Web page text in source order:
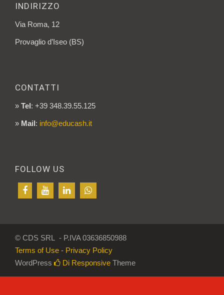
INDIRIZZO
Via Roma, 12
Provaglio d’Iseo (BS)
CONTATTI
» Tel: +39 348.39.55.125
» Mail: info@educash.it
FOLLOW US
© CDS SRL - P.IVA 03636850988
Terms of Use - Privacy Policy
WordPress
Di Responsive Theme